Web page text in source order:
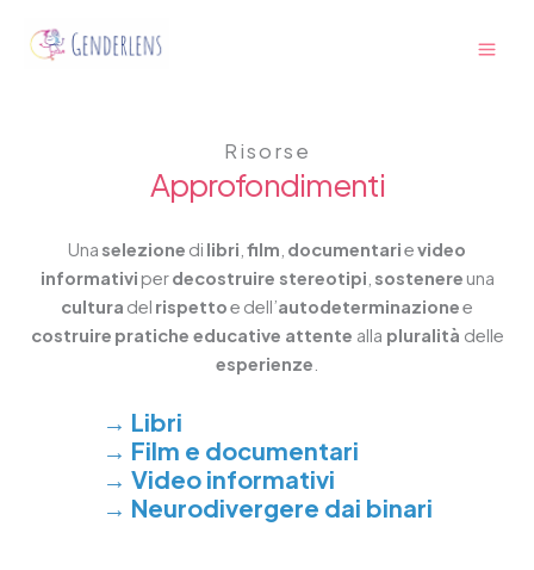
Risorse
Approfondimenti
Una selezione di libri film documentarievideo
informativi perdecostruire stereotipi sostenere una
cultura del rispettoe dell’autodeterminazionee
costruire pratiche educative attente alla pluralità delle
esperienze
→ Libri
→ Film e documentari
→ Video informativi
→ Neurodivergere dai binari